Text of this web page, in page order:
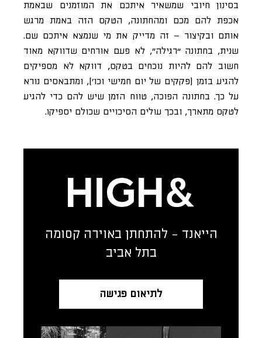
בסינון חיובי שמשאיר איתכם את המוזמנים שבאמת
אכפת להם מכם ומהחתונה, הטקס הזה באמת מרגש
אותם ובקיצור – זה מדייק את מי שנמצא איתכם שם.
שנית, בחתונה “רגילה”, לא פעם אורחים שדווקא מאוד
חשוב להם להיות נוכחים בטקס, דווקא לא מספיקים
להגיע בזמן (פקקים של יום חמישי וכו’), ומתבאסים נורא
על כך. בחתונה הפוכה, טווח הזמן שיש להם כדי להגיע
לטקס מתארך, ובכך עולים הסיכויים שכולם יספיקו.
הייאנד - להתחתן באוירה קסומה
בתל אביב
לתיאום פגישה